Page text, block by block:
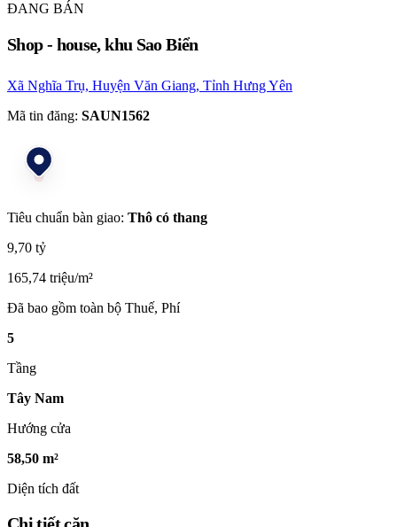
ĐANG BÁN
Shop - house, khu Sao Biển
Xã Nghĩa Trụ, Huyện Văn Giang, Tỉnh Hưng Yên
Mã tin đăng: SAUN1562
Tiêu chuẩn bàn giao: Thô có thang
9,70 tỷ
165,74 triệu/m²
Đã bao gồm toàn bộ Thuế, Phí
5
Tầng
Tây Nam
Hướng cửa
58,50 m²
Diện tích đất